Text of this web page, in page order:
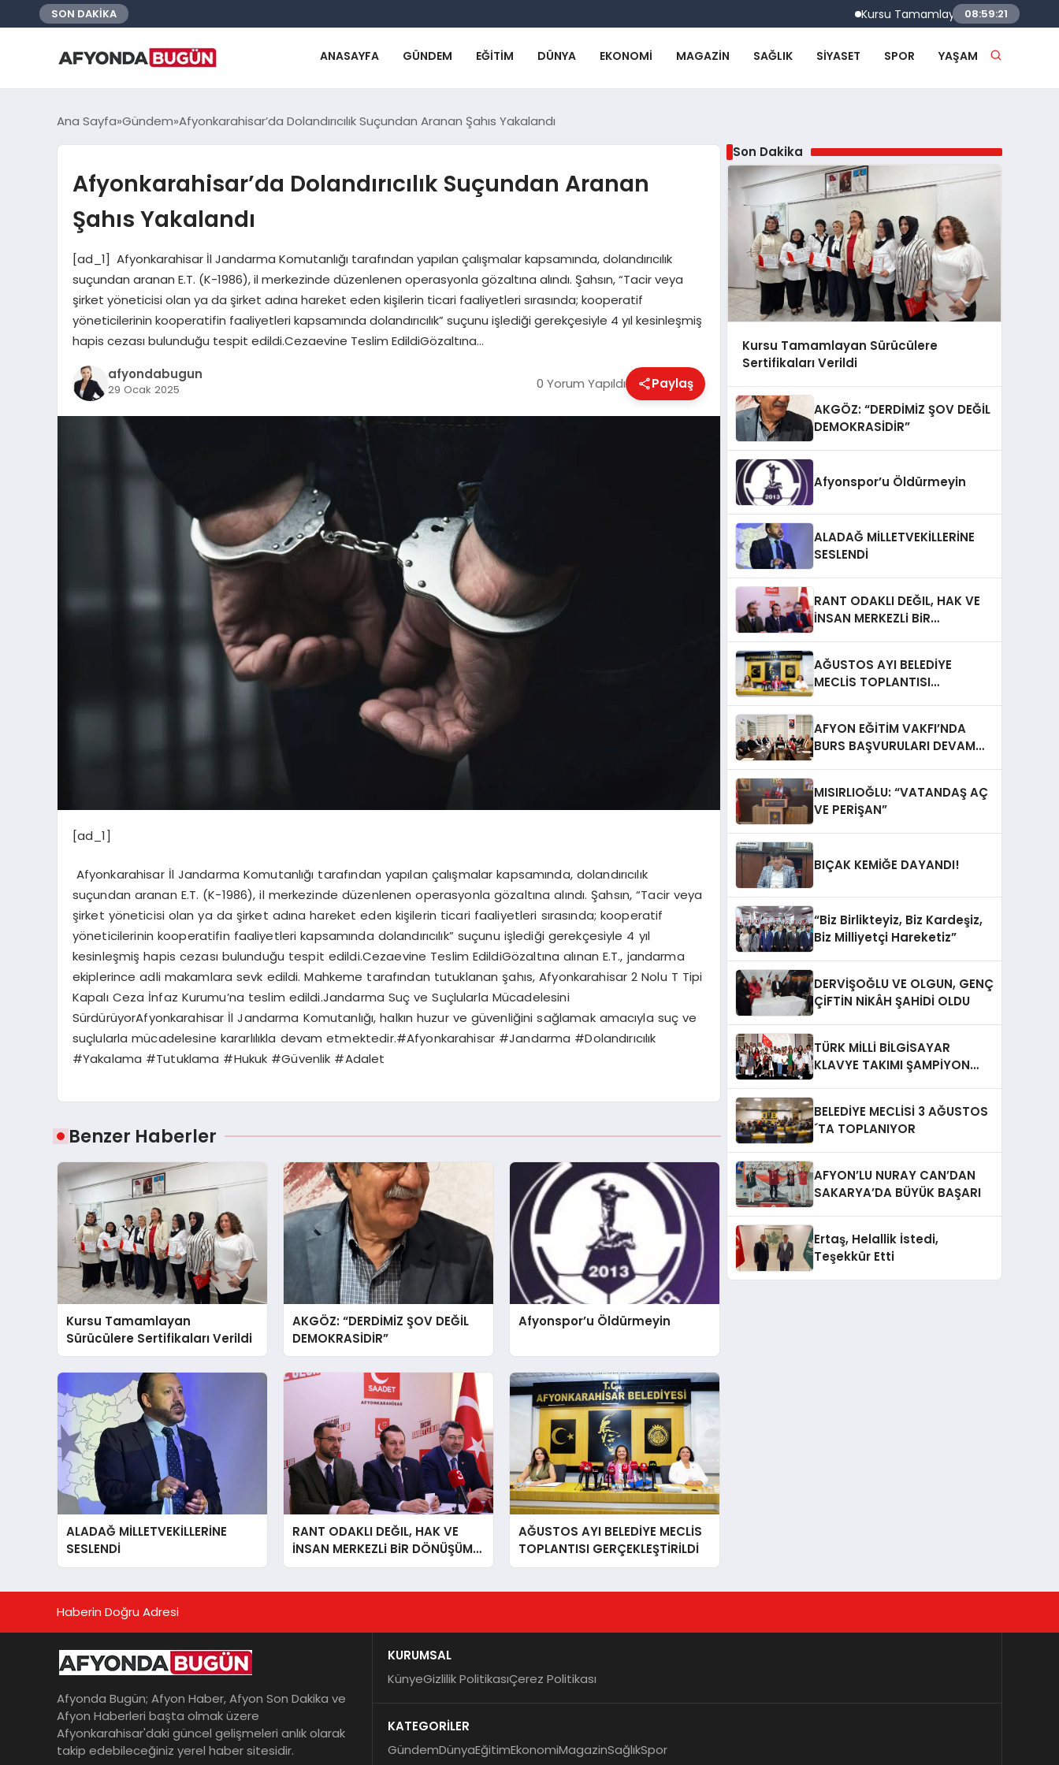
SON DAKİKA Kursu Tamamlayan Sürücülere
08:59:22
ANASAYFA GÜNDEM EĞITIM DÜNYA EKONOMI MAGAZIN SAĞLIK SIYASET SPOR YAŞAM
Ana Sayfa Gündem Afyonkarahisar’da Dolandırıcılık Suçundan Aranan Şahıs Yakalandı
Afyonkarahisar’da Dolandırıcılık Suçundan Aranan
Şahıs Yakalandı
[ad_1] Afyonkarahisar İl Jandarma Komutanlığı tarafından yapılan çalışmalar kapsamında, dolandırıcılık
suçundan aranan E.T. (K-1986), il merkezinde düzenlenen operasyonla gözaltına alındı. Şahsın, “Tacir veya
şirket yöneticisi olan ya da şirket adına hareket eden kişilerin ticari faaliyetleri sırasında; kooperatif
yöneticilerinin kooperatifin faaliyetleri kapsamında dolandırıcılık” suçunu işlediği gerekçesiyle 4 yıl kesinleşmiş
hapis cezası bulunduğu tespit edildi.Cezaevine Teslim EdildiGözaltına…
afyondabugun
29 Ocak 2025 0 Yorum Yapıldı Paylaş
[ad_1]
Afyonkarahisar İl Jandarma Komutanlığı tarafından yapılan çalışmalar kapsamında, dolandırıcılık
suçundan aranan E.T. (K-1986), il merkezinde düzenlenen operasyonla gözaltına alındı. Şahsın, “Tacir veya
şirket yöneticisi olan ya da şirket adına hareket eden kişilerin ticari faaliyetleri sırasında; kooperatif
yöneticilerinin kooperatifin faaliyetleri kapsamında dolandırıcılık” suçunu işlediği gerekçesiyle 4 yıl
kesinleşmiş hapis cezası bulunduğu tespit edildi.Cezaevine Teslim EdildiGözaltına alınan E.T., jandarma
ekiplerince adli makamlara sevk edildi. Mahkeme tarafından tutuklanan şahıs, Afyonkarahisar 2 Nolu T Tipi
Kapalı Ceza İnfaz Kurumu’na teslim edildi.Jandarma Suç ve Suçlularla Mücadelesini
SürdürüyorAfyonkarahisar İl Jandarma Komutanlığı, halkın huzur ve güvenliğini sağlamak amacıyla suç ve
suçlularla mücadelesine kararlılıkla devam etmektedir.#Afyonkarahisar #Jandarma #Dolandırıcılık
#Yakalama #Tutuklama #Hukuk #Güvenlik #Adalet
Benzer Haberler
Kursu Tamamlayan
Sürücülere Sertifikaları Verildi
AKGÖZ: “DERDİMİZ ŞOV DEĞİL
DEMOKRASİDİR”
Afyonspor’u Öldürmeyin
ALADAĞ MİLLETVEKİLLERİNE
SESLENDİ
RANT ODAKLI DEĞIL, HAK VE
İNSAN MERKEZLi BiR DÖNÜŞÜM
İÇiN AFYONKARAHiSAR’IN
AĞUSTOS AYI BELEDİYE MECLİS
TOPLANTISI GERÇEKLEŞTİRİLDİ
Son Dakika
Kursu Tamamlayan Sürücülere
Sertifikaları Verildi
AKGÖZ: “DERDİMİZ ŞOV DEĞİL
DEMOKRASİDİR”
Afyonspor’u Öldürmeyin
ALADAĞ MİLLETVEKİLLERİNE
SESLENDİ
RANT ODAKLI DEĞIL, HAK VE
İNSAN MERKEZLi BiR
YANINDAYIZ!
AĞUSTOS AYI BELEDİYE
MECLİS TOPLANTISI
AFYON EĞİTİM VAKFI’NDA
BURS BAŞVURULARI DEVAM
MISIRLIOĞLU: “VATANDAŞ AÇ
VE PERİŞAN”
BIÇAK KEMİĞE DAYANDI!
“Biz Birlikteyiz, Biz Kardeşiz,
Biz Milliyetçi Hareketiz”
DERVİŞOĞLU VE OLGUN, GENÇ
ÇİFTİN NİKÂH ŞAHİDİ OLDU
TÜRK MİLLİ BİLGİSAYAR
KLAVYE TAKIMI ŞAMPİYON
BELEDİYE MECLİSİ 3 AĞUSTOS
´TA TOPLANIYOR
AFYON’LU NURAY CAN’DAN
SAKARYA’DA BÜYÜK BAŞARI
Ertaş, Helallik İstedi,
Teşekkür Etti
Haberin Doğru Adresi
Afyonda Bugün; Afyon Haber, Afyon Son Dakika ve
Afyon Haberleri başta olmak üzere
Afyonkarahisar'daki güncel gelişmeleri anlık olarak
takip edebileceğiniz yerel haber sitesidir.
KURUMSAL
KünyeGizlilik PolitikasıÇerez Politikası
KATEGORİLER
GündemDünyaEğitimEkonomiMagazinSağlıkSpor